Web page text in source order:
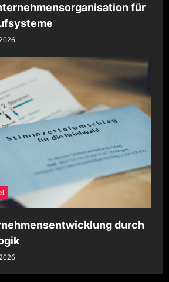
für
durch